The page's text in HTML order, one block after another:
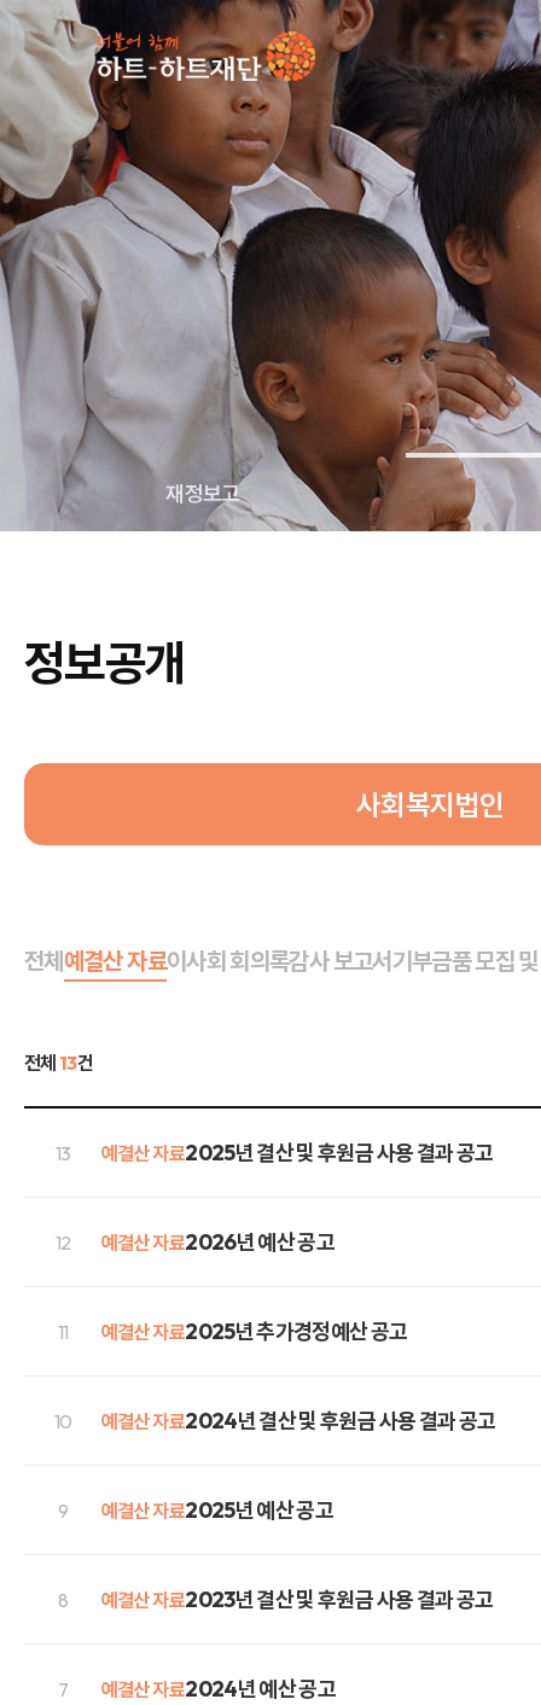
인기 키워드
투명경영 재정보고
정보공개
사회복지법인
전체예결산 자료이사회 회의록감사 보고서기부금품 모집
전체 13건
13 예결산 자료2025년 결산 및 후원금 사용 결과 공고
12 예결산 자료2026년 예산 공고
11 예결산 자료2025년 추가경정예산 공고
10 예결산 자료2024년 결산 및 후원금 사용 결과 공고
9 예결산 자료2025년 예산 공고
8 예결산 자료2023년 결산 및 후원금 사용 결과 공고
7 예결산 자료2024년 예산 공고